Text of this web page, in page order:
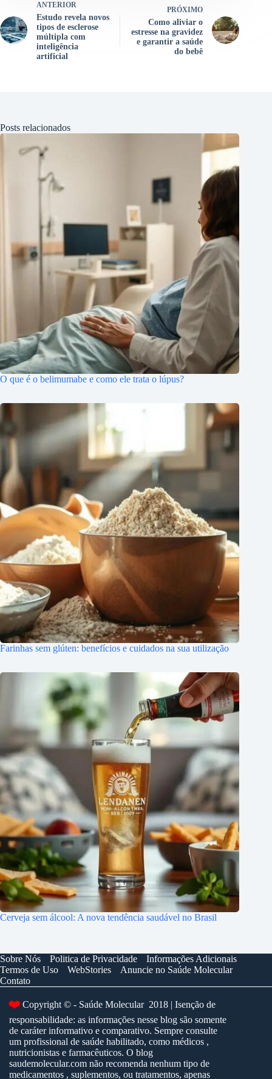
ANTERIOR
Estudo revela novos
tipos de esclerose
múltipla com
inteligência
artificial
PRÓXIMO
Como aliviar o
estresse na gravidez
e garantir a saúde
do bebê
Posts relacionados
O que é o belimumabe e como ele trata o lúpus?
Farinhas sem glúten: benefícios e cuidados na sua utilização
Cerveja sem álcool: A nova tendência saudável no Brasil
Sobre Nós Politica de Privacidade
Informações Adicionais
Termos de Uso
WebStories
Anuncie no Saúde Molecular
Contato
❤️ Copyright © - Saúde Molecular 2018 | Isenção de
responsabilidade: as informações nesse blog são somente
de caráter informativo e comparativo. Sempre consulte
um profissional de saúde habilitado, como médicos ,
nutricionistas e farmacêuticos. O blog
saudemolecular.com não recomenda nenhum tipo de
medicamentos , suplementos, ou tratamentos, apenas